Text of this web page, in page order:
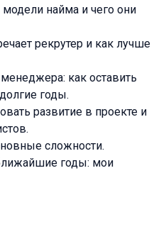
найма и чего они
рекрутер и как лучше
как оставить
годы.
развитие в проекте и
сложности.
годы: мои